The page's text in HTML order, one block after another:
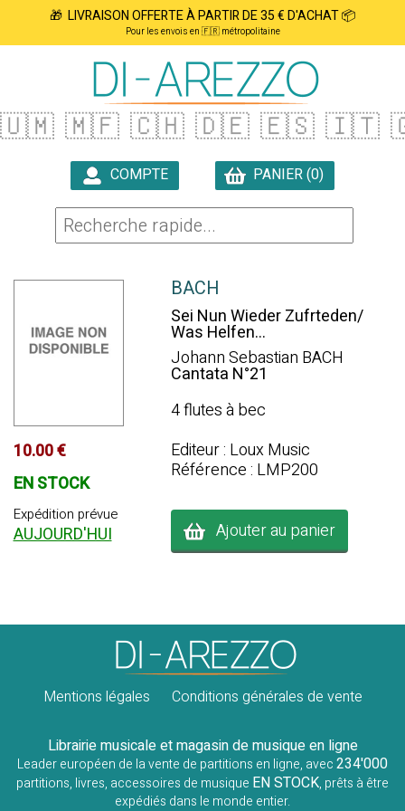
🎁 LIVRAISON OFFERTE À PARTIR DE 35 € D'ACHAT 📦
Pour les envois en 🇫🇷 métropolitaine
🇺🇲 🇲🇫 🇨🇭 🇩🇪 🇪🇸 🇮🇹
COMPTE
PANIER (0)
10.00 €
EN STOCK
Expédition prévue
AUJOURD'HUI
BACH
Sei Nun Wieder Zufrteden/
Was Helfen...
Johann Sebastian BACH
Cantata N°21
4 flutes à bec
Editeur : Loux Music
Référence : LMP200
Ajouter au panier
Mentions légales Conditions générales de vente
Librairie musicale et magasin de musique en ligne
Leader européen de la vente de partitions en ligne, avec234'000
partitions, livres, accessoires de musique EN STOCK, prêts à être
expédiés dans le monde entier.